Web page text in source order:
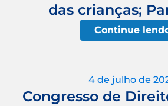
das crianças;
Continue
4 de julho de
Congresso de